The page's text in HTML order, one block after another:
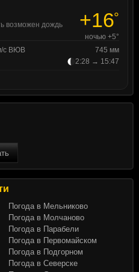
возможен дождь +16°
ночью +5°
с ВЮВ
745 мм
2:28 → 15:47
Погода в Мельниково
Погода в Молчаново
Погода в Парабели
Погода в Первомайском
Погода в Подгорном
Погода в Северске